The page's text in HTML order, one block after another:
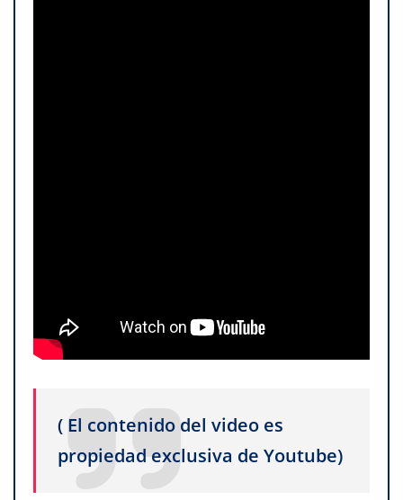
( El contenido del video es
propiedad exclusiva de Youtube)